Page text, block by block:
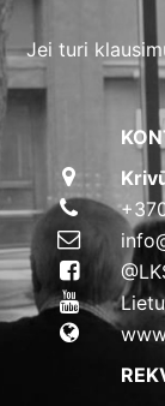
Jei turi